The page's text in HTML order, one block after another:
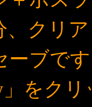
、クリ
ーブで
をク